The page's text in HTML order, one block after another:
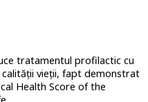
tratamentul profilactic cu
vieții, fapt demonstrat
Health Score of the